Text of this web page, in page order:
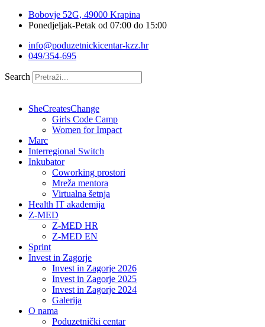
Bobovje 52G, 49000 Krapina
Ponedjeljak-Petak od 07:00 do 15:00
info@poduzetnickicentar-kzz.hr
049/354-695
Search
SheCreatesChange
Girls Code Camp
Women for Impact
Marc
Interregional Switch
Inkubator
Coworking prostori
Mreža mentora
Virtualna šetnja
Health IT akademija
Z-MED
Z-MED HR
Z-MED EN
Sprint
Invest in Zagorje
Invest in Zagorje 2026
Invest in Zagorje 2025
Invest in Zagorje 2024
Galerija
O nama
Poduzetnički centar